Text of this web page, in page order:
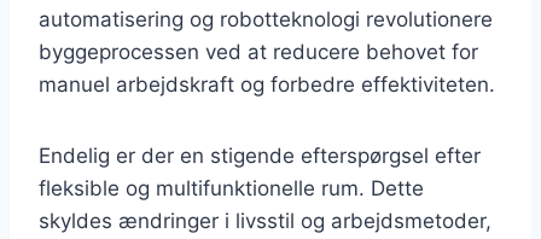
automatisering og robotteknologi revolutionere
byggeprocessen ved at reducere behovet for
manuel arbejdskraft og forbedre effektiviteten.
Endelig er der en stigende efterspørgsel efter
fleksible og multifunktionelle rum. Dette
skyldes ændringer i livsstil og arbejdsmetoder,